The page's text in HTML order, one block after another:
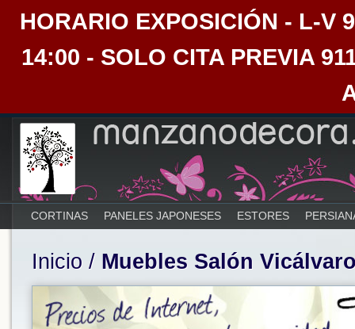
HORARIO EXPOSICIÓN - L-V
14:00 - SOLO CITA PREVIA
CORTINAS PANELES JAPONESES ESTORES
Inicio / Muebles Salón